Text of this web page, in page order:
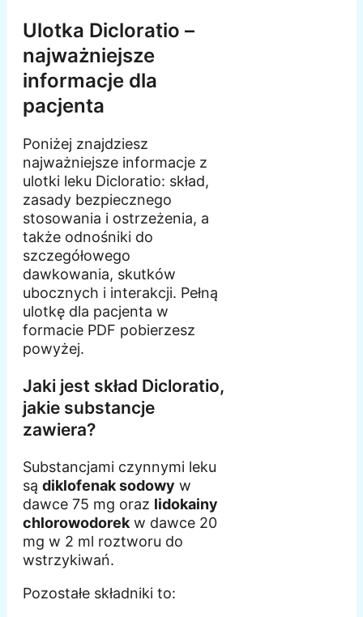
Ulotka Dicloratio –
najważniejsze
informacje dla
pacjenta
Poniżej znajdziesz
najważniejsze informacje z
ulotki leku Dicloratio: skład,
zasady bezpiecznego
stosowania i ostrzeżenia, a
także odnośniki do
szczegółowego
dawkowania, skutków
ubocznych i interakcji. Pełną
ulotkę dla pacjenta w
formacie PDF pobierzesz
powyżej.
Jaki jest skład Dicloratio,
jakie substancje
zawiera?
Substancjami czynnymi leku
są diklofenak sodowy w
dawce 75 mg oraz lidokainy
chlorowodorekw dawce 20
mg w 2 ml roztworu do
wstrzykiwań.
Pozostałe składniki to: